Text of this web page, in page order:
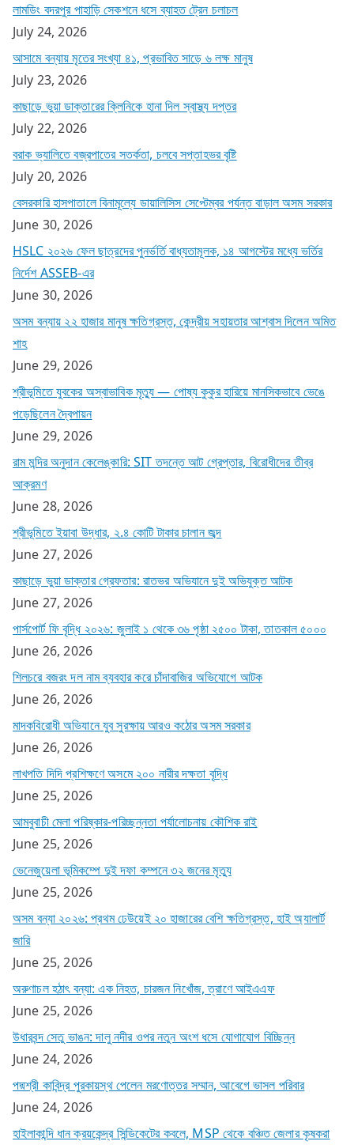
লামডিং বদরপুর পাহাড়ি সেকশনে ধসে ব্যাহত ট্রেন চলাচল
July 24, 2026
আসামে বন্যায় মৃতের সংখ্যা ৪১, প্রভাবিত সাড়ে ৬ লক্ষ মানুষ
July 23, 2026
কাছাড়ে ভুয়া ডাক্তারের ক্লিনিকে হানা দিল স্বাস্থ্য দপ্তর
July 22, 2026
বরাক ভ্যালিতে বজ্রপাতের সতর্কতা, চলবে সপ্তাহভর বৃষ্টি
July 20, 2026
বেসরকারি হাসপাতালে বিনামূল্যে ডায়ালিসিস সেপ্টেম্বর পর্যন্ত বাড়াল অসম সরকার
June 30, 2026
HSLC ২০২৬ ফেল ছাত্রদের পুনর্ভর্তি বাধ্যতামূলক, ১৪ আগস্টের মধ্যে ভর্তির
নির্দেশ ASSEB-এর
June 30, 2026
অসম বন্যায় ২২ হাজার মানুষ ক্ষতিগ্রস্ত, কেন্দ্রীয় সহায়তার আশ্বাস দিলেন অমিত
শাহ
June 29, 2026
শ্রীভূমিতে যুবকের অস্বাভাবিক মৃত্যু — পোষ্য কুকুর হারিয়ে মানসিকভাবে ভেঙে
পড়েছিলেন দ্বৈপায়ন
June 29, 2026
রাম মন্দির অনুদান কেলেঙ্কারি: SIT তদন্তে আট গ্রেপ্তার, বিরোধীদের তীব্র
আক্রমণ
June 28, 2026
শ্রীভূমিতে ইয়াবা উদ্ধার, ২.৪ কোটি টাকার চালান জব্দ
June 27, 2026
কাছাড়ে ভুয়া ডাক্তার গ্রেফতার: রাতভর অভিযানে দুই অভিযুক্ত আটক
June 27, 2026
পার্সপোর্ট ফি বৃদ্ধি ২০২৬: জুলাই ১ থেকে ৩৬ পৃষ্ঠা ২৫০০ টাকা, তাতকাল ৫০০০
June 26, 2026
শিলচরে বজরং দল নাম ব্যবহার করে চাঁদাবাজির অভিযোগে আটক
June 26, 2026
মাদকবিরোধী অভিযানে যুব সুরক্ষায় আরও কঠোর অসম সরকার
June 26, 2026
লাখপতি দিদি প্রশিক্ষণে অসমে ২০০ নারীর দক্ষতা বৃদ্ধি
June 25, 2026
আমবুবাচী মেলা পরিষ্কার-পরিচ্ছন্নতা পর্যালোচনায় কৌশিক রাই
June 25, 2026
ভেনেজুয়েলা ভূমিকম্পে দুই দফা কম্পনে ৩২ জনের মৃত্যু
June 25, 2026
অসম বন্যা ২০২৬: প্রথম ঢেউয়েই ২০ হাজারের বেশি ক্ষতিগ্রস্ত, হাই অ্যালার্ট
জারি
June 25, 2026
অরুণাচল হঠাৎ বন্যা: এক নিহত, চারজন নিখোঁজ, ত্রাণে আইএএফ
June 25, 2026
উধারবন্দ সেতু ভাঙন: দালু নদীর ওপর নতুন অংশ ধসে যোগাযোগ বিচ্ছিন্ন
June 24, 2026
পদ্মশ্রী কাবিন্দ্র পুরকায়স্থ পেলেন মরণোত্তর সম্মান, আবেগে ভাসল পরিবার
June 24, 2026
হাইলাকান্দি ধান ক্রয়কেন্দ্র সিন্ডিকেটের কবলে, MSP থেকে বঞ্চিত জেলার কৃষকরা